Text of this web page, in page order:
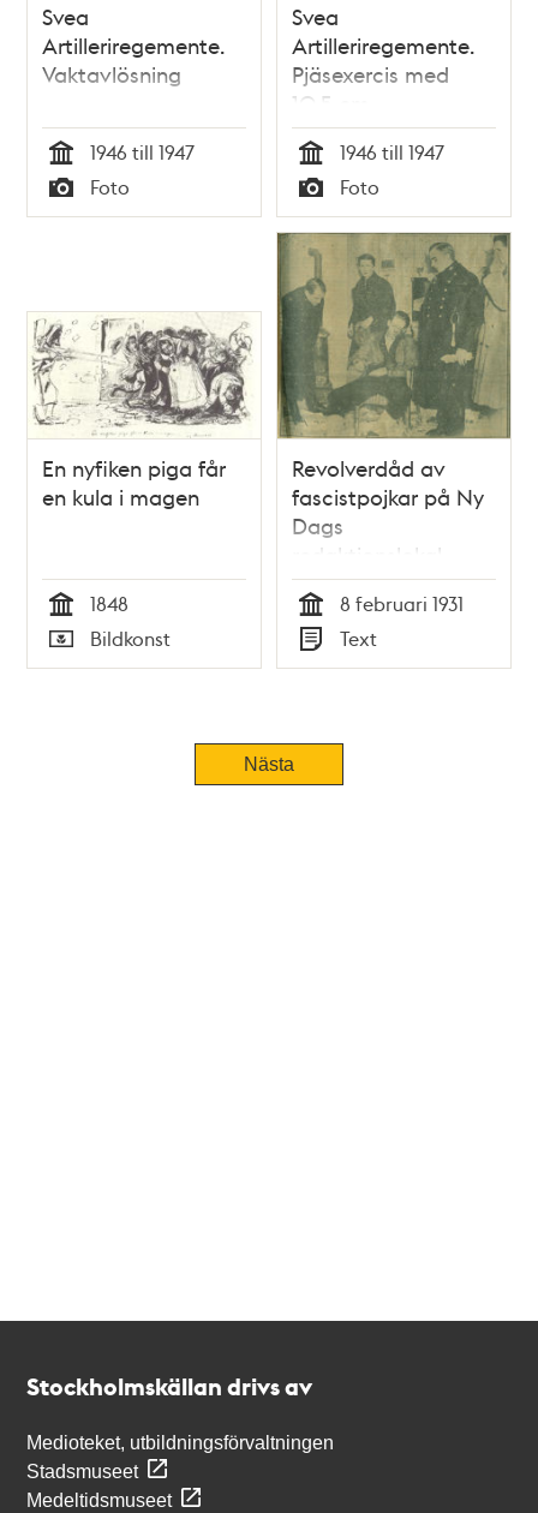
Svea
Artilleriregemente.
Vaktavlösning
Tid
1946 till 1947
Typ
Foto
Svea
Artilleriregemente.
Pjäsexercis med
10,5 cm
handbitschbatteri
Tid
1946 till 1947
Typ
Foto
En nyfiken piga får
en kula i magen
Tid
1848
Typ
Bildkonst
Revolverdåd av
fascistpojkar på Ny
Dags
redaktionslokal.
Sillén skulle slås i
bojor
Tid
8 februari 1931
Typ
Text
Nästa
Stockholmskällan drivs av
Medioteket, utbildningsförvaltningen
Stadsmuseet
Medeltidsmuseet